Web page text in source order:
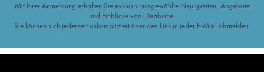
Mit Ihrer Anmeldung erhalten Sie exklusiv ausgewählte Neuigkeiten, Angebote
und Einblicke von iDealwine.
Sie können sich jederzeit unkompliziert über den Link in jeder E-Mail abmelden.